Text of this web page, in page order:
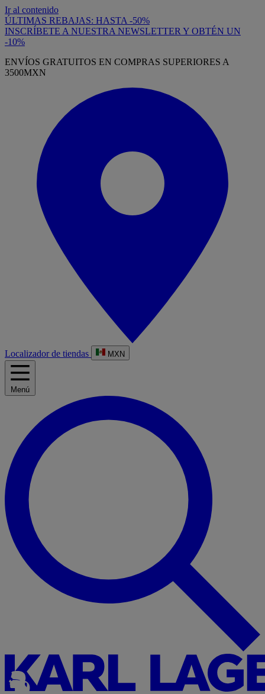
Ir al contenido
ÚLTIMAS REBAJAS: HASTA -50%
INSCRÍBETE A NUESTRA NEWSLETTER Y OBTÉN UN
-10%
ENVÍOS GRATUITOS EN COMPRAS SUPERIORES A
3500MXN
Localizador de tiendas MXN
Menú